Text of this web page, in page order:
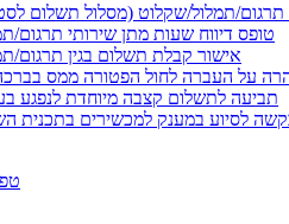
תרגום/תמלול/שקלוט (מסלול תשלום
2356 – טופס דיווח שעות מתן שירותי תרגום/
2357 – אישור קבלת תשלום בגין תרגום/
266 – תביעה לתשלום קצבה מיוחדת לנפגע
– בקשה לסיוע במענק למכשירים בתכנית